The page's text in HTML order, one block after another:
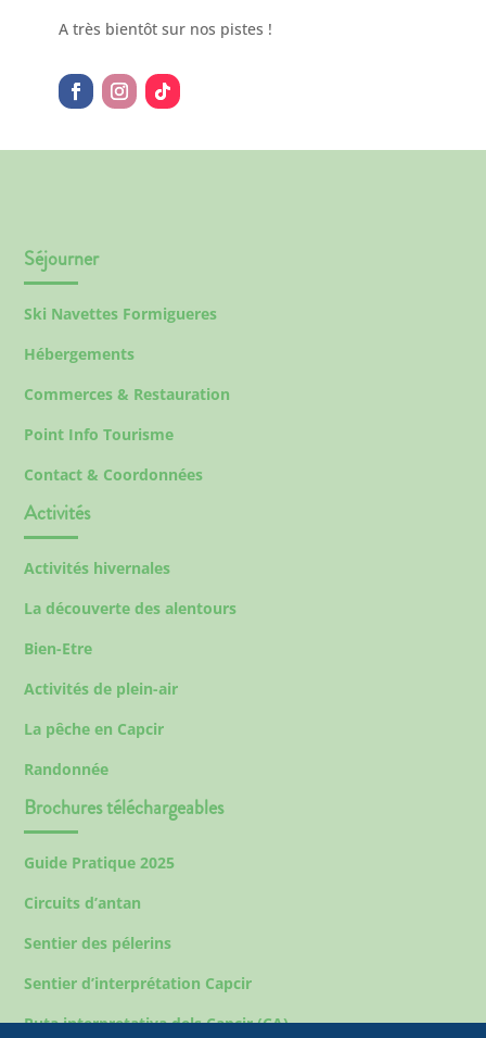
A très bientôt sur nos pistes !
Séjourner
Ski Navettes Formigueres
Hébergements
Commerces & Restauration
Point Info Tourisme
Contact & Coordonnées
Activités
Activités hivernales
La découverte des alentours
Bien-Etre
Activités de plein-air
La pêche en Capcir
Randonnée
Brochures téléchargeables
Guide Pratique 2025
Circuits d’antan
Sentier des pélerins
Sentier d’interprétation Capcir
Ruta interpretativa dels Capcir (CA)